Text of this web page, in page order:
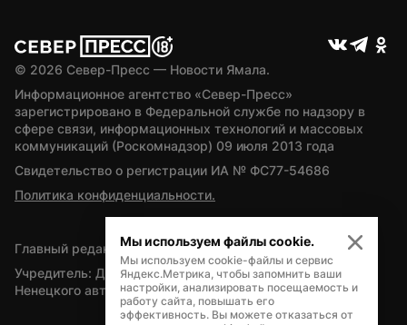
© 2026 Север-Пресс — Новости Ямала.
Информационное агентство «Север-Пресс»
зарегистрировано в Федеральной службе по надзору в
сфере связи, информационных технологий и массовых
коммуникаций (Роскомнадзор) 09 июля 2013 года
Свидетельство о регистрации ИА № ФС77-54686
Политика конфиденциальности.
Главный редактор — А.Л. Поздеев
Учредитель: Департамент внутренней политики Ямало-
Ненецкого автономного округа
Мы используем файлы cookie.
Мы используем cookie-файлы и сервис
Яндекс.Метрика, чтобы запомнить ваши
настройки, анализировать посещаемость и
работу сайта, повышать его
эффективность. Вы можете отказаться от